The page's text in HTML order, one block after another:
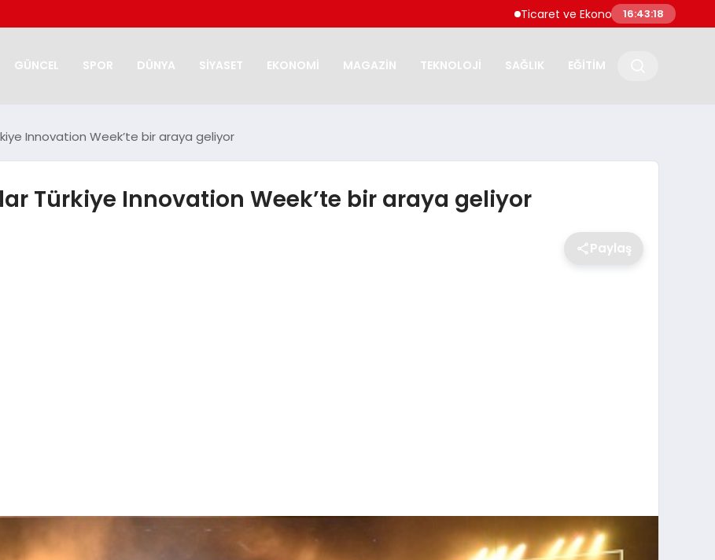
Ticaret ve Ekonomik Kulübü Genel
16:43:19
GÜNCEL SPOR DÜNYA SİYASET EKONOMİ MAGAZİN TEKNOLOJİ SAĞLIK EĞİTİM
Innovation Week’te bir araya geliyor
Türkiye Innovation Week’te bir araya geliyor
Paylaş